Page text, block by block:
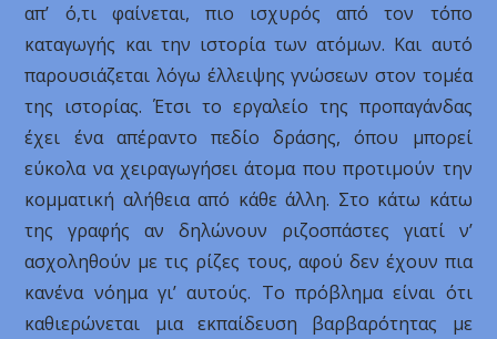
απ’ ό,τι φαίνεται, πιο ισχυρός από τον τόπο
καταγωγής και την ιστορία των ατόμων. Και αυτό
παρουσιάζεται λόγω έλλειψης γνώσεων στον τομέα
της ιστορίας. Έτσι το εργαλείο της προπαγάνδας
έχει ένα απέραντο πεδίο δράσης, όπου μπορεί
εύκολα να χειραγωγήσει άτομα που προτιμούν την
κομματική αλήθεια από κάθε άλλη. Στο κάτω κάτω
της γραφής αν δηλώνουν ριζοσπάστες γιατί ν’
ασχοληθούν με τις ρίζες τους, αφού δεν έχουν πια
κανένα νόημα γι’ αυτούς. Το πρόβλημα είναι ότι
καθιερώνεται μια εκπαίδευση βαρβαρότητας με